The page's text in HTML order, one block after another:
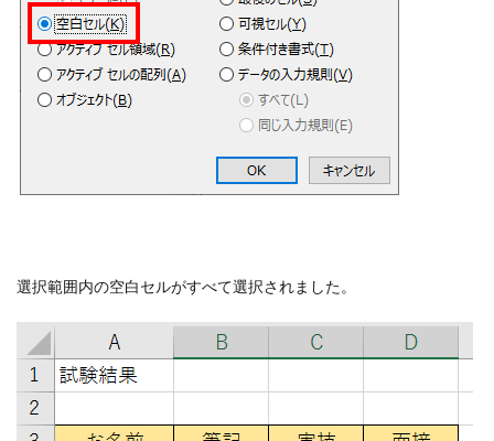
選択範囲内の空白セルがすべて選択されました。